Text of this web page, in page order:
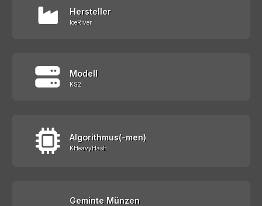
Hersteller
IceRiver
Modell
KS2
Algorithmus(-men)
KHeavyHash
Geminte Münzen